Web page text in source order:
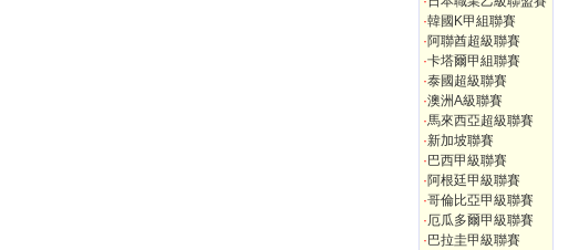
·韓國K甲組聯賽
·阿聯酋超級聯賽
·卡塔爾甲組聯賽
·泰國超級聯賽
·澳洲A級聯賽
·馬來西亞超級聯賽
·新加坡聯賽
· 巴西甲級聯賽
·阿根廷甲級聯賽
·哥倫比亞甲級聯賽
·厄瓜多爾甲級聯賽
· 巴拉圭甲級聯賽